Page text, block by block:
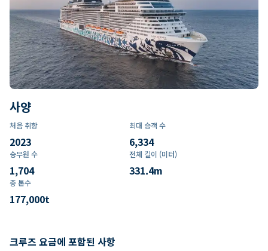
사양
처음 취항
2023
최대 승객 수
6,334
승무원 수
1,704
전체 길이 (미터)
331.4m
총 톤수
177,000t
크루즈 요금에 포함된 사항